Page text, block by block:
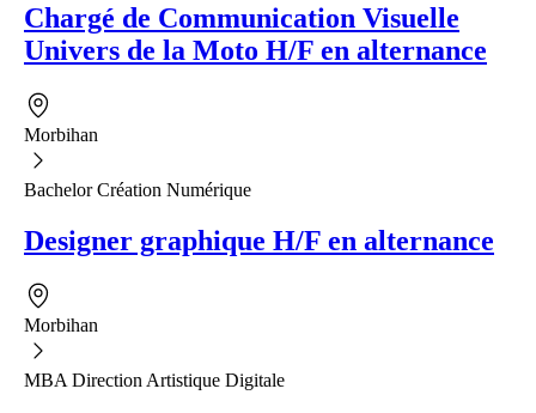
Chargé de Communication Visuelle
Univers de la Moto H/F en alternance
Morbihan
Bachelor Création Numérique
Designer graphique H/F en alternance
Morbihan
MBA Direction Artistique Digitale